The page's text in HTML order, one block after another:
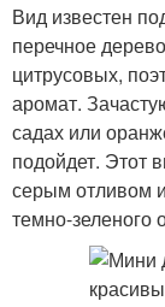
Вид известен
перечное
цитрусовых,
аромат.
садах или
подойдет. Этот
серым отливом
темно-зеленого